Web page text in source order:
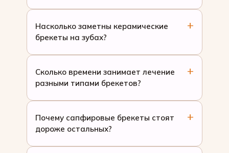
Насколько заметны керамические
брекеты на зубах?
Сколько времени занимает лечение
разными типами брекетов?
Почему сапфировые брекеты стоят
дороже остальных?